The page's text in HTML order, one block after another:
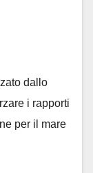
dallo
i rapporti
per il mare